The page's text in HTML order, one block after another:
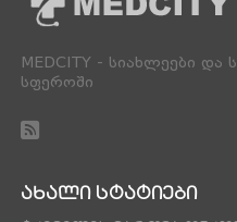
MEDCITY - სიახლეები და
სფეროში
ᲐᲮᲐᲚᲘ ᲡᲢᲐᲢᲘᲔᲑᲘ